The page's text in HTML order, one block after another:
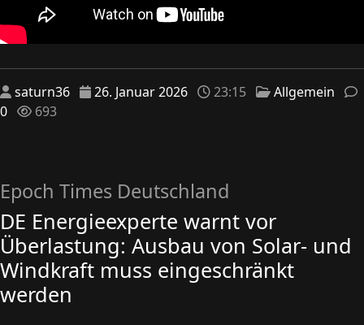
saturn36 26. Januar 2026 23:15
Allgemein
0
693
Epoch Times Deutschland
DE Energieexperte warnt vor
Überlastung: Ausbau von Solar- und
Windkraft muss eingeschränkt
werden